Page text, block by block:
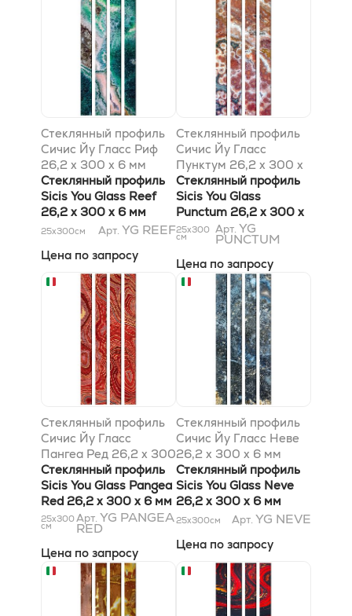
Стеклянный профиль
Сичис Йу Гласс Риф
26,2 x 300 x 6 мм
Стеклянный профиль
Sicis You Glass Reef
26,2 x 300 x 6 мм
25x300см Арт. YG REEF
Цена по запросу
Стеклянный профиль
Сичис Йу Гласс
Пунктум 26,2 x 300 x
6 мм
Стеклянный профиль
Sicis You Glass
Punctum 26,2 x 300 x
6 мм
25x300
см
Арт.YG
PUNCTUM
Цена по запросу
Стеклянный профиль
Сичис Йу Гласс
Пангеа Ред 26,2 x 300
x 6 мм
Стеклянный профиль
Sicis You Glass Pangea
Red 26,2 x 300 x 6 мм
25x300
см
Арт. YG PANGEA
RED
Цена по запросу
Стеклянный профиль
Сичис Йу Гласс Неве
26,2 x 300 x 6 мм
Стеклянный профиль
Sicis You Glass Neve
26,2 x 300 x 6 мм
25x300см Арт. YG NEVE
Цена по запросу